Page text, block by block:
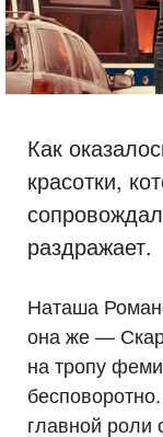
Как
красотки,
раздражает.
Наташа
она же —
на тропу
главной